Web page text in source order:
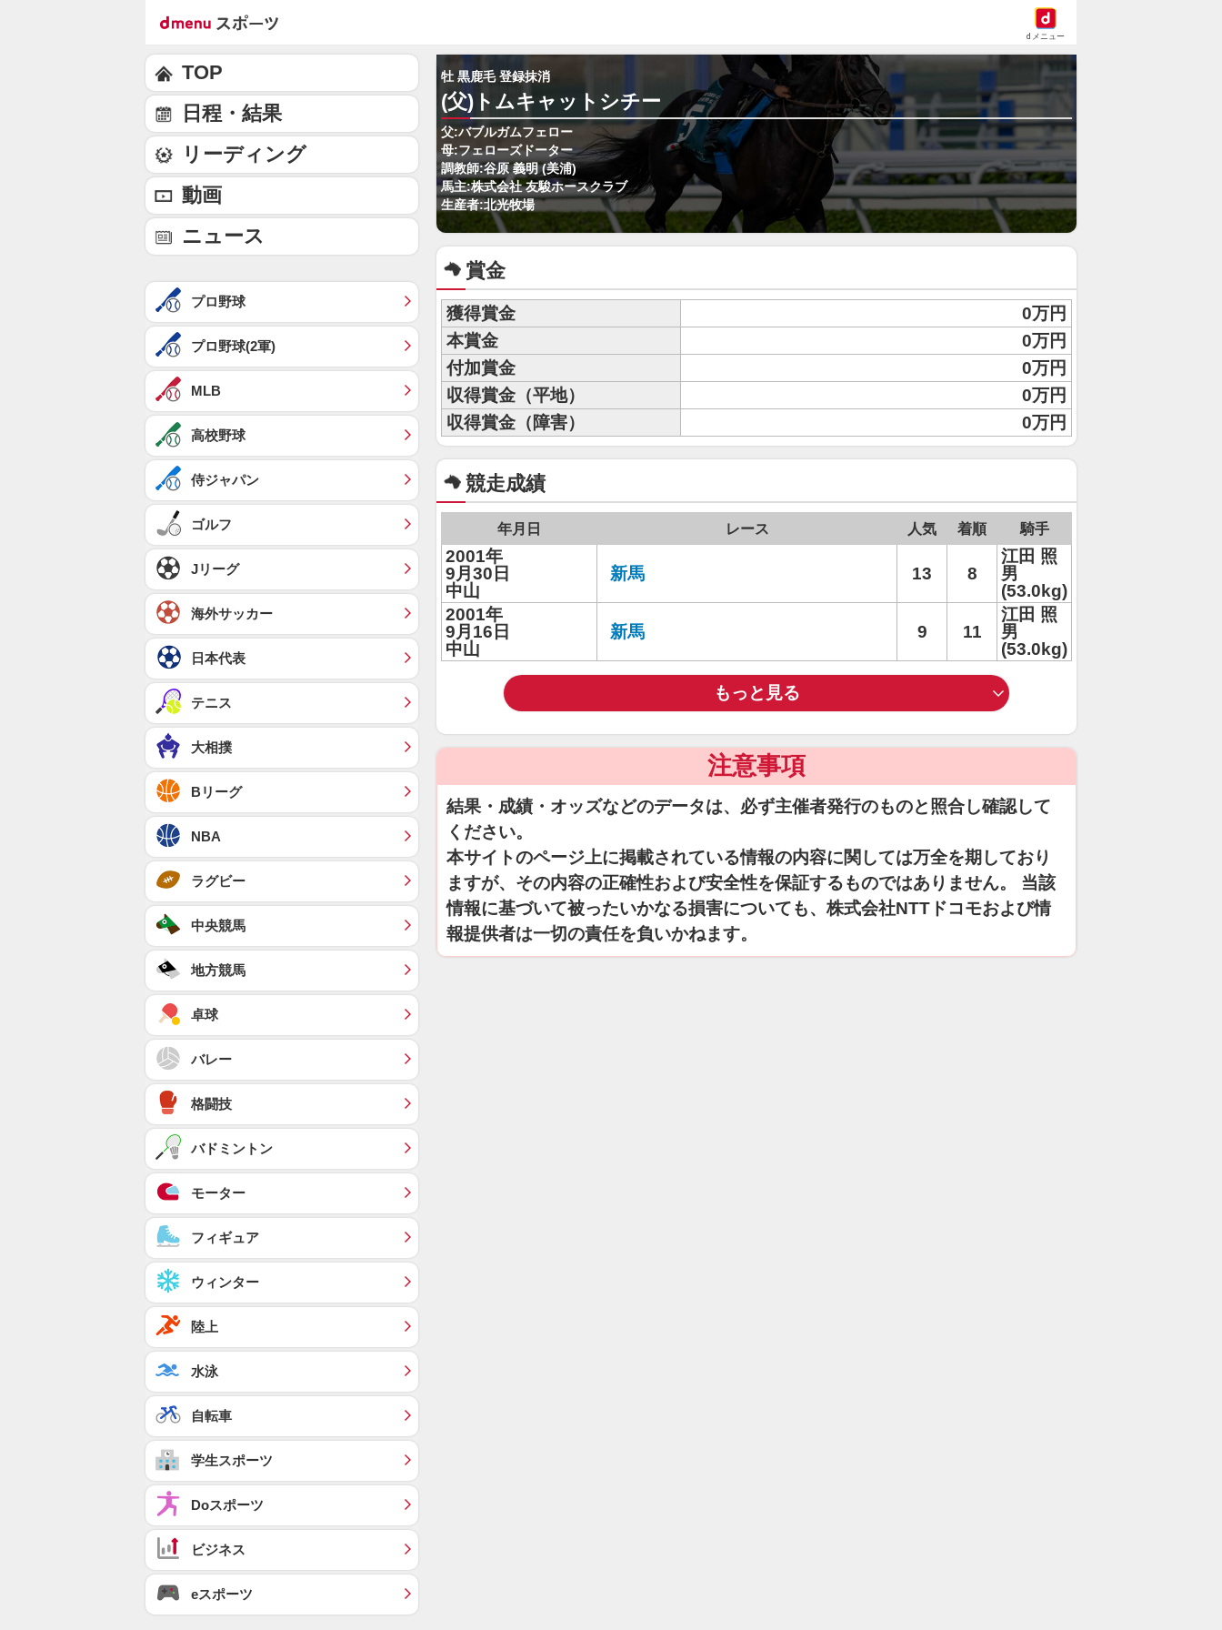
dメニュー
牡 黒鹿毛 登録抹消
(父)トムキャットシチー
父:バブルガムフェロー
母:フェローズドーター
調教師:谷原 義明 (美浦)
馬主:株式会社 友駿ホースクラブ
生産者:北光牧場
賞金
獲得賞金
0万円
本賞金
0万円
付加賞金
0万円
収得賞金（平地）
0万円
収得賞金（障害）
0万円
競走成績
年月日 レース 人気 着順 騎手
2001年
9月30日
中山
新馬 13 8
江田 照
男
(53.0kg)
2001年
9月16日
中山
新馬 9 11
江田 照
男
(53.0kg)
もっと見る
注意事項
結果・成績・オッズなどのデータは、必ず主催者発行のものと照合し確認して
ください。
本サイトのページ上に掲載されている情報の内容に関しては万全を期しており
ますが、その内容の正確性および安全性を保証するものではありません。 当該
情報に基づいて被ったいかなる損害についても、株式会社NTTドコモおよび情
報提供者は一切の責任を負いかねます。
TOP
日程・結果
リーディング
動画
ニュース
プロ野球
プロ野球(2軍)
MLB
高校野球
侍ジャパン
ゴルフ
Jリーグ
海外サッカー
日本代表
テニス
大相撲
Bリーグ
NBA
ラグビー
中央競馬
地方競馬
卓球
バレー
格闘技
バドミントン
モーター
フィギュア
ウィンター
陸上
水泳
自転車
学生スポーツ
Doスポーツ
ビジネス
eスポーツ